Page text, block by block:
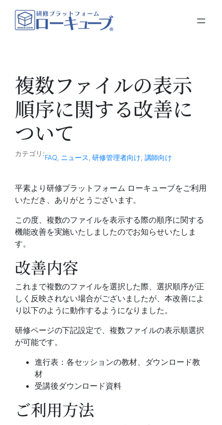
複数ファイルの表示
順序に関する改善に
ついて
カテゴリ:FAQ, ニュース , 研修管理者向け, 講師向け
平素より研修プラットフォーム ローキューブをご利用
いただき、ありがとうございます。
この度、複数のファイルを表示する際の順序に関する
機能改善を実施いたしましたのでお知らせいたしま
す。
改善内容
これまで複数のファイルを選択した際、選択順序が正
しく反映されない場合がございましたが、本改善によ
り以下のように動作するようになりました。
研修ページの下記設定で、複数ファイルの表示順選択
が可能です。
進行表：各セッションの教材、ダウンロード教
材
受講後ダウンロード資料
ご利用方法